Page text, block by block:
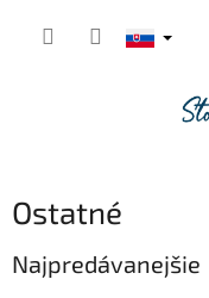
Ostatné
Najpredávanejšie